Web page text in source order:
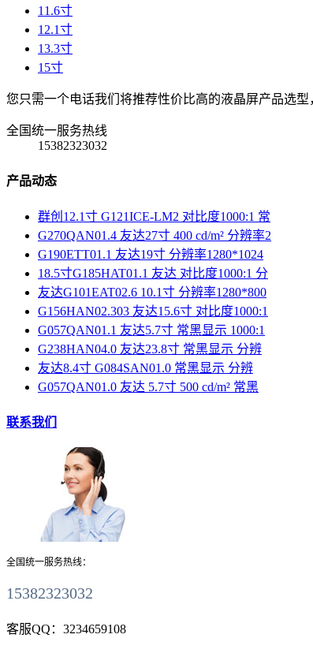
11.6寸
12.1寸
13.3寸
15寸
您只需一个电话我们将推荐性价比高的液晶屏产品选
全国统一服务热线
15382323032
产品动态
群创12.1寸 G121ICE-LM2 对比度1000:1 常
G270QAN01.4 友达27寸 400 cd/m² 分辨率2
G190ETT01.1 友达19寸 分辨率1280*1024
18.5寸G185HAT01.1 友达 对比度1000:1 分
友达G101EAT02.6 10.1寸 分辨率1280*800
G156HAN02.303 友达15.6寸 对比度1000:1
G057QAN01.1 友达5.7寸 常黑显示 1000:1
G238HAN04.0 友达23.8寸 常黑显示 分辨
友达8.4寸 G084SAN01.0 常黑显示 分辨
G057QAN01.0 友达 5.7寸 500 cd/m² 常黑
联系我们
全国统一服务热线：
15382323032
客服QQ： 3234659108